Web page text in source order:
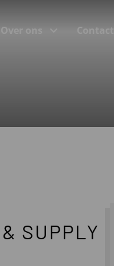
Over ons Contact
SUPPLY